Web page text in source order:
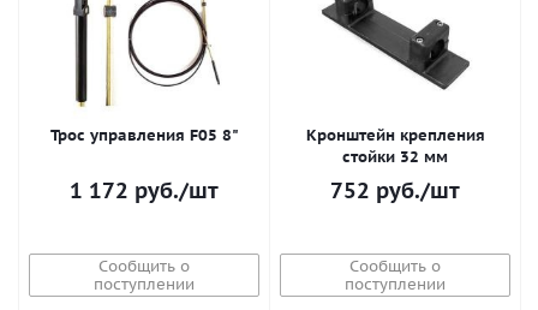
Трос управления F05 8"
1 172 руб./шт
Сообщить о
поступлении
Кронштейн крепления
стойки 32 мм
752 руб./шт
Сообщить о
поступлении